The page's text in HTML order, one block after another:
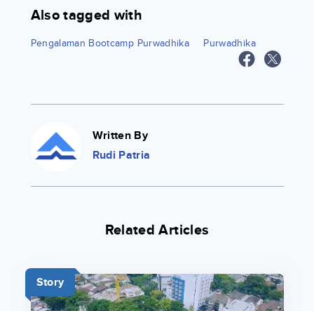
Also tagged with
Pengalaman Bootcamp Purwadhika Purwadhika
Written By
Rudi Patria
Related Articles
Story